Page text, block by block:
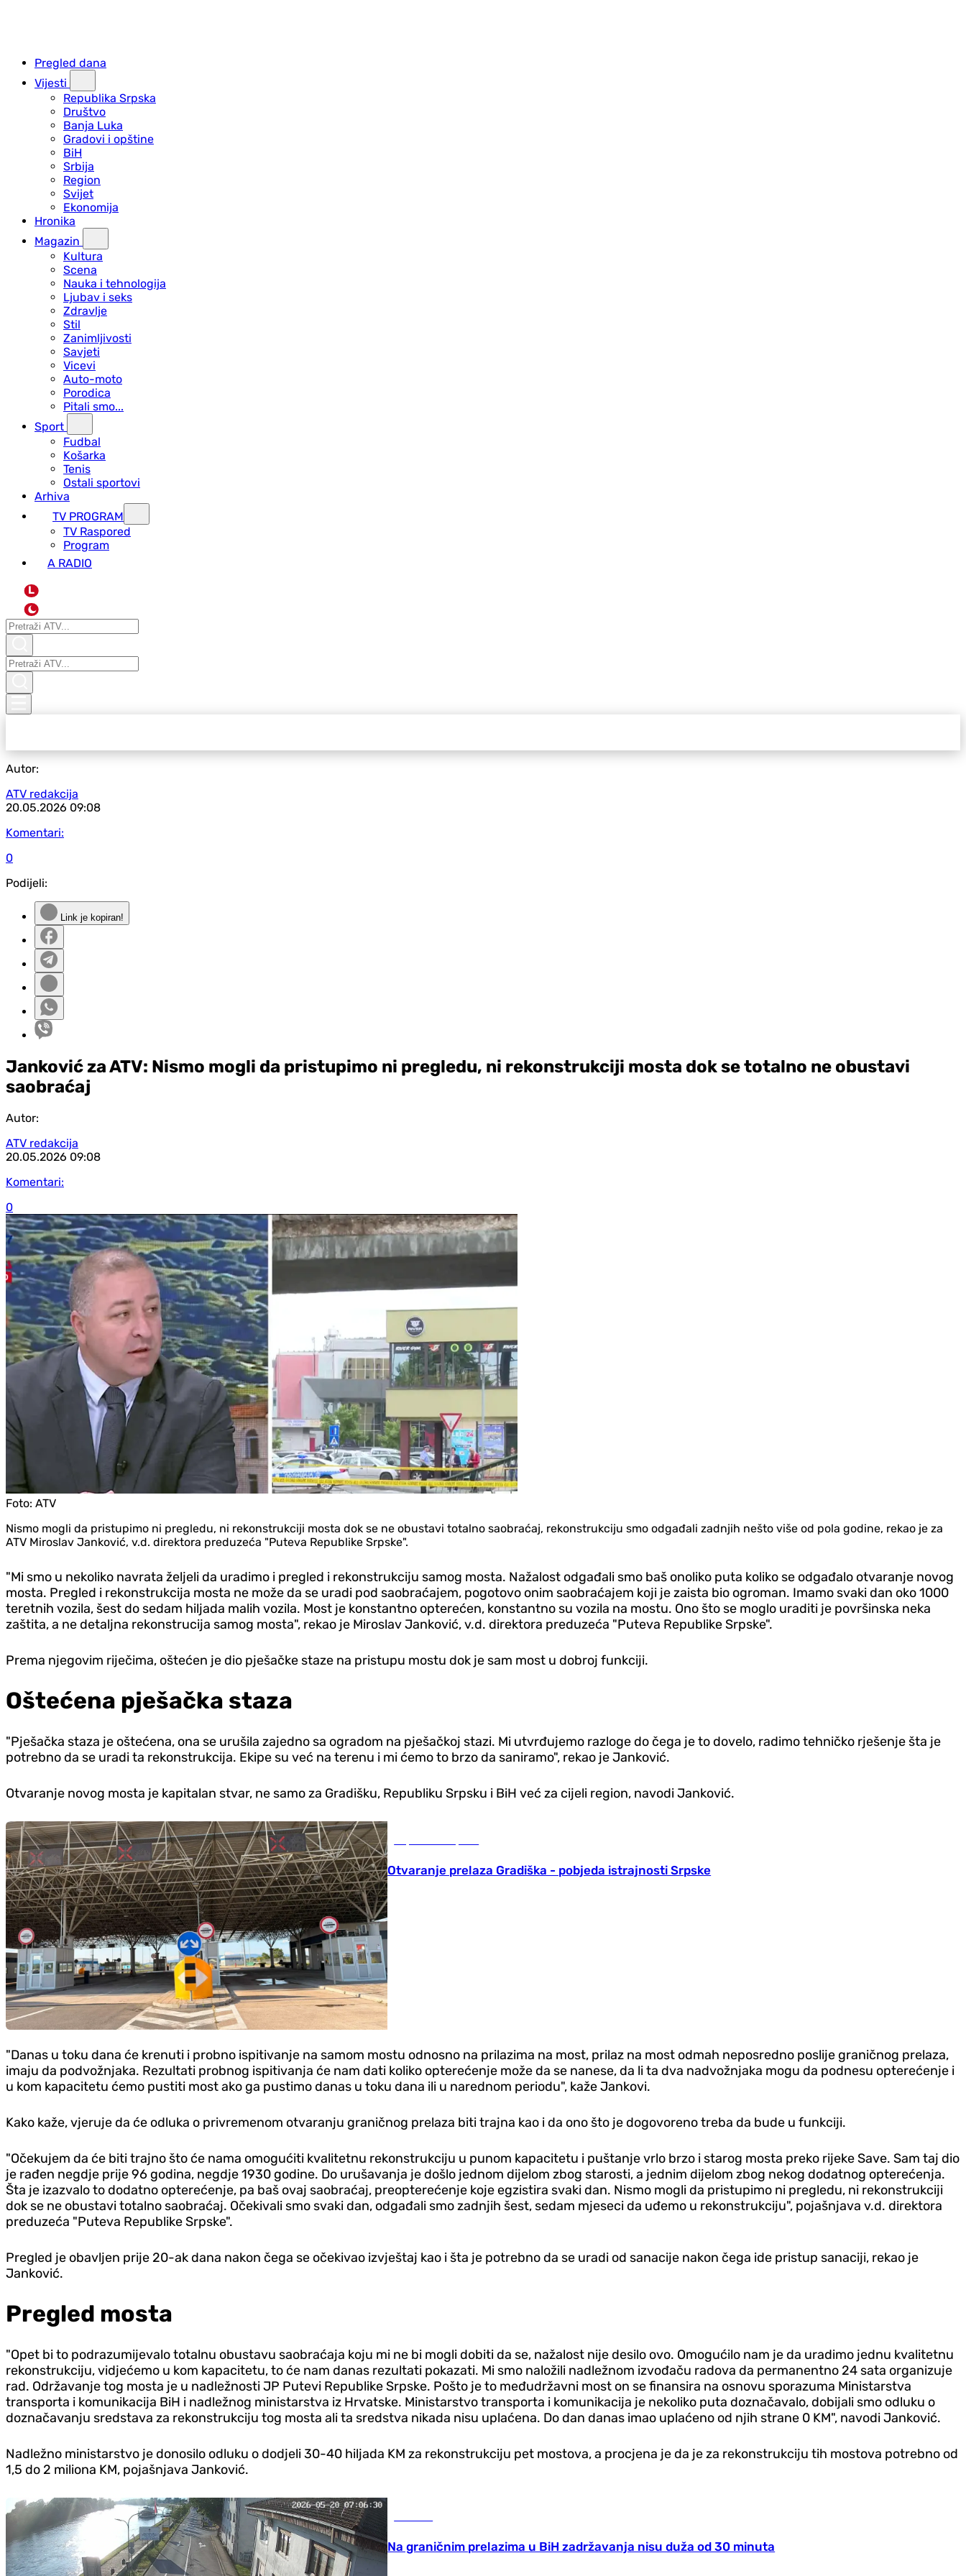
Pregled dana
Vijesti
Republika Srpska
Društvo
Banja Luka
Gradovi i opštine
BiH
Srbija
Region
Svijet
Ekonomija
Hronika
Magazin
Kultura
Scena
Nauka i tehnologija
Ljubav i seks
Zdravlje
Stil
Zanimljivosti
Savjeti
Vicevi
Auto-moto
Porodica
Pitali smo...
Sport
Fudbal
Košarka
Tenis
Ostali sportovi
Arhiva
TV PROGRAM
ТV Raspored
Program
A RADIO
L
Autor:
ATV redakcija
20.05.2026 09:08
Komentari:
0
Podijeli:
Link je kopiran!
Janković za ATV: Nismo mogli da pristupimo ni pregledu, ni rekonstrukciji mosta dok se totalno ne obustavi
saobraćaj
Autor:
ATV redakcija
20.05.2026 09:08
Komentari:
0
Foto: ATV
Nismo mogli da pristupimo ni pregledu, ni rekonstrukciji mosta dok se ne obustavi totalno saobraćaj, rekonstrukciju smo odgađali zadnjih nešto više od pola godine, rekao je za
ATV Miroslav Janković, v.d. direktora preduzeća "Puteva Republike Srpske".
"Mi smo u nekoliko navrata željeli da uradimo i pregled i rekonstrukciju samog mosta. Nažalost odgađali smo baš onoliko puta koliko se odgađalo otvaranje novog
mosta. Pregled i rekonstrukcija mosta ne može da se uradi pod saobraćajem, pogotovo onim saobraćajem koji je zaista bio ogroman. Imamo svaki dan oko 1000
teretnih vozila, šest do sedam hiljada malih vozila. Most je konstantno opterećen, konstantno su vozila na mostu. Ono što se moglo uraditi je površinska neka
zaštita, a ne detaljna rekonstrucija samog mosta", rekao je Miroslav Janković, v.d. direktora preduzeća "Puteva Republike Srpske".
Prema njegovim riječima, oštećen je dio pješačke staze na pristupu mostu dok je sam most u dobroj funkciji.
Oštećena pješačka staza
"Pješačka staza je oštećena, ona se urušila zajedno sa ogradom na pješačkoj stazi. Mi utvrđujemo razloge do čega je to dovelo, radimo tehničko rješenje šta je
potrebno da se uradi ta rekonstrukcija. Ekipe su već na terenu i mi ćemo to brzo da saniramo", rekao je Janković.
Otvaranje novog mosta je kapitalan stvar, ne samo za Gradišku, Republiku Srpsku i BiH već za cijeli region, navodi Janković.
Otvaranje prelaza Gradiška - pobjeda istrajnosti Srpske
"Danas u toku dana će krenuti i probno ispitivanje na samom mostu odnosno na prilazima na most, prilaz na most odmah neposredno poslije graničnog prelaza,
imaju da podvožnjaka. Rezultati probnog ispitivanja će nam dati koliko opterećenje može da se nanese, da li ta dva nadvožnjaka mogu da podnesu opterećenje i
u kom kapacitetu ćemo pustiti most ako ga pustimo danas u toku dana ili u narednom periodu", kaže Jankovi.
Kako kaže, vjeruje da će odluka o privremenom otvaranju graničnog prelaza biti trajna kao i da ono što je dogovoreno treba da bude u funkciji.
"Očekujem da će biti trajno što će nama omogućiti kvalitetnu rekonstrukciju u punom kapacitetu i puštanje vrlo brzo i starog mosta preko rijeke Save. Sam taj dio
je rađen negdje prije 96 godina, negdje 1930 godine. Do urušavanja je došlo jednom dijelom zbog starosti, a jednim dijelom zbog nekog dodatnog opterećenja.
Šta je izazvalo to dodatno opterećenje, pa baš ovaj saobraćaj, preopterećenje koje egzistira svaki dan. Nismo mogli da pristupimo ni pregledu, ni rekonstrukciji
dok se ne obustavi totalno saobraćaj. Očekivali smo svaki dan, odgađali smo zadnjih šest, sedam mjeseci da uđemo u rekonstrukciju", pojašnjava v.d. direktora
preduzeća "Puteva Republike Srpske".
Pregled je obavljen prije 20-ak dana nakon čega se očekivao izvještaj kao i šta je potrebno da se uradi od sanacije nakon čega ide pristup sanaciji, rekao je
Janković.
Pregled mosta
"Opet bi to podrazumijevalo totalnu obustavu saobraćaja koju mi ne bi mogli dobiti da se, nažalost nije desilo ovo. Omogućilo nam je da uradimo jednu kvalitetnu
rekonstrukciju, vidjećemo u kom kapacitetu, to će nam danas rezultati pokazati. Mi smo naložili nadležnom izvođaču radova da permanentno 24 sata organizuje
rad. Održavanje tog mosta je u nadležnosti JP Putevi Republike Srpske. Pošto je to međudržavni most on se finansira na osnovu sporazuma Ministarstva
transporta i komunikacija BiH i nadležnog ministarstva iz Hrvatske. Ministarstvo transporta i komunikacija je nekoliko puta doznačavalo, dobijali smo odluku o
doznačavanju sredstava za rekonstrukciju tog mosta ali ta sredstva nikada nisu uplaćena. Do dan danas imao uplaćeno od njih strane 0 KM", navodi Janković.
Nadležno ministarstvo je donosilo odluku o dodjeli 30-40 hiljada KM za rekonstrukciju pet mostova, a procjena je da je za rekonstrukciju tih mostova potrebno od
1,5 do 2 miliona KM, pojašnjava Janković.
Na graničnim prelazima u BiH zadržavanja nisu duža od 30 minuta